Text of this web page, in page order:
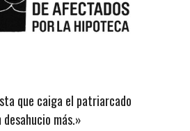
que caiga el patriarcado
más.»